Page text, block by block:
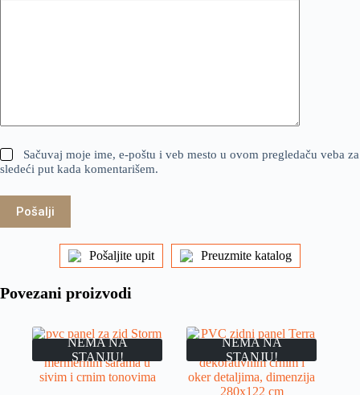
Sačuvaj moje ime, e-poštu i veb mesto u ovom pregledaču veba za
sledeći put kada komentarišem.
Pošalji
Pošaljite upit Preuzmite katalog
Povezani proizvodi
NEMA NA
STANJU!
NEMA NA
STANJU!